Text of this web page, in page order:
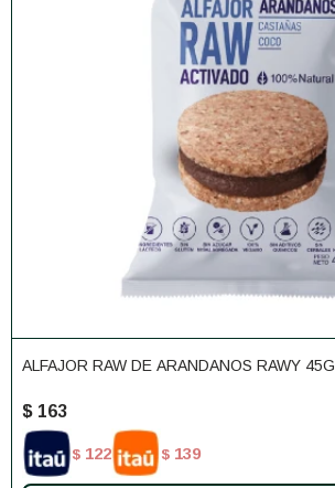
ALFAJOR RAW DE ARANDANOS RAWY 45G
$ 163
$ 122 $ 139